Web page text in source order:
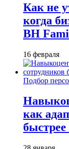
Как не
когда
BH
16 февраля
Подбор
как